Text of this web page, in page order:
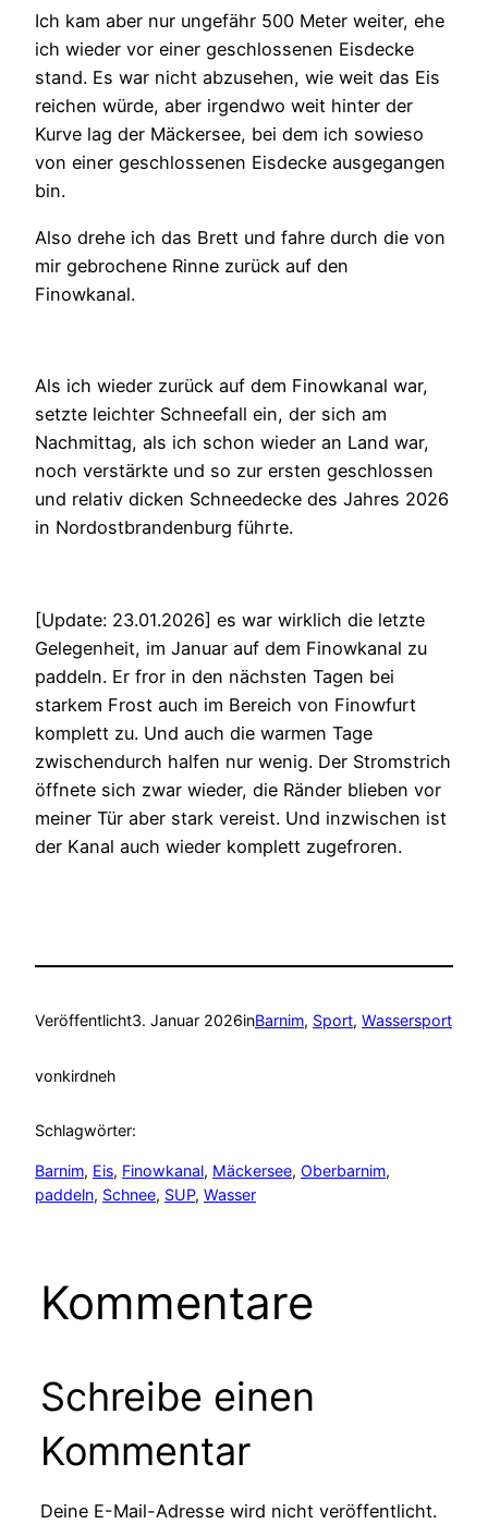
Ich kam aber nur ungefähr 500 Meter weiter, ehe
ich wieder vor einer geschlossenen Eisdecke
stand. Es war nicht abzusehen, wie weit das Eis
reichen würde, aber irgendwo weit hinter der
Kurve lag der Mäckersee, bei dem ich sowieso
von einer geschlossenen Eisdecke ausgegangen
bin.
Also drehe ich das Brett und fahre durch die von
mir gebrochene Rinne zurück auf den
Finowkanal.
Als ich wieder zurück auf dem Finowkanal war,
setzte leichter Schneefall ein, der sich am
Nachmittag, als ich schon wieder an Land war,
noch verstärkte und so zur ersten geschlossen
und relativ dicken Schneedecke des Jahres 2026
in Nordostbrandenburg führte.
[Update: 23.01.2026] es war wirklich die letzte
Gelegenheit, im Januar auf dem Finowkanal zu
paddeln. Er fror in den nächsten Tagen bei
starkem Frost auch im Bereich von Finowfurt
komplett zu. Und auch die warmen Tage
zwischendurch halfen nur wenig. Der Stromstrich
öffnete sich zwar wieder, die Ränder blieben vor
meiner Tür aber stark vereist. Und inzwischen ist
der Kanal auch wieder komplett zugefroren.
Veröffentlicht3. Januar 2026inBarnim, Sport, Wassersport
vonkirdneh
Schlagwörter:
Barnim, Eis, Finowkanal, Mäckersee, Oberbarnim
paddeln, Schnee, SUP, Wasser
Kommentare
Schreibe einen
Kommentar
Deine E-Mail-Adresse wird nicht veröffentlicht.